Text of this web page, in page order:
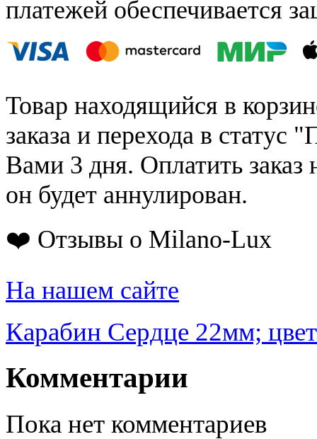
платежей обеспечивается
Товар находящийся в
заказа и перехода в статус
Вами 3 дня. Оплатить заказ
он будет аннулирован.
❤️ Отзывы о Milano-Lux
На нашем сайте
Карабин Сердце 22мм;
Комментарии
Пока нет комментариев